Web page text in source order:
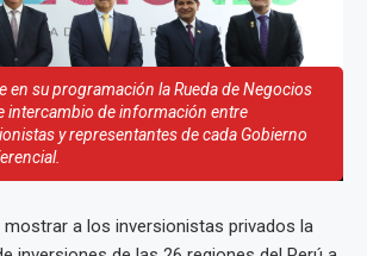
en su programación la Rueda de Negocios
intercambio de información entre
y representantes de cada Gobierno
mostrar a los inversionistas privados la